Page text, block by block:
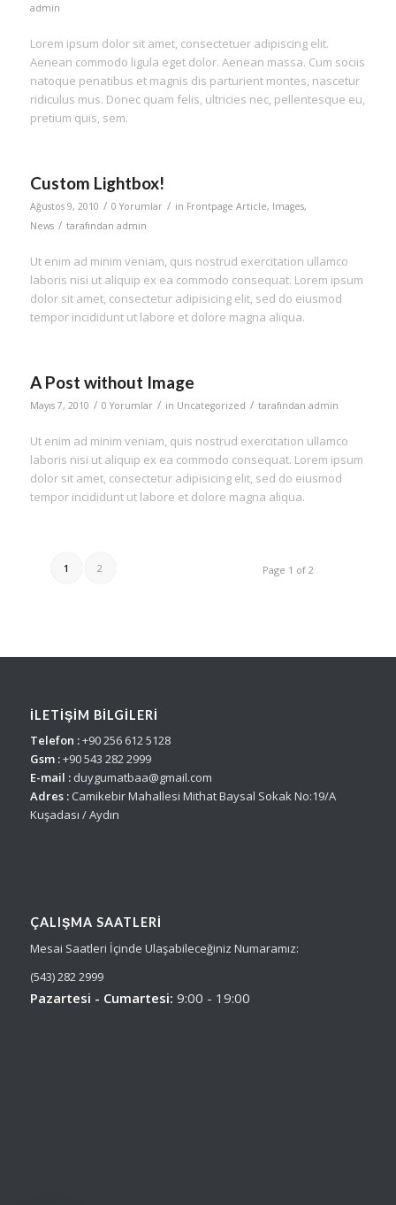
admin
Lorem ipsum dolor sit amet, consectetuer adipiscing elit.
Aenean commodo ligula eget dolor. Aenean massa. Cum sociis
natoque penatibus et magnis dis parturient montes, nascetur
ridiculus mus. Donec quam felis, ultricies nec, pellentesque eu,
pretium quis, sem.
Custom Lightbox!
Ağustos 9, 2010 / 0 Yorumlar / in Frontpage Article, Images,
News / tarafından admin
Ut enim ad minim veniam, quis nostrud exercitation ullamco
laboris nisi ut aliquip ex ea commodo consequat. Lorem ipsum
dolor sit amet, consectetur adipisicing elit, sed do eiusmod
tempor incididunt ut labore et dolore magna aliqua.
A Post without Image
Mayıs 7, 2010 / 0 Yorumlar / in Uncategorized / tarafından admin
Ut enim ad minim veniam, quis nostrud exercitation ullamco
laboris nisi ut aliquip ex ea commodo consequat. Lorem ipsum
dolor sit amet, consectetur adipisicing elit, sed do eiusmod
tempor incididunt ut labore et dolore magna aliqua.
Page 1 of 2
1 2
İLETİŞİM BİLGİLERİ
Telefon :+90 256 612 5128
Gsm :+90 543 282 2999
E-mail :duygumatbaa@gmail.com
Adres :Camikebir Mahallesi Mithat Baysal Sokak No:19/A
Kuşadası / Aydın
ÇALIŞMA SAATLERI
Mesai Saatleri İçinde Ulaşabileceğiniz Numaramız:
(543) 282 2999
Pazartesi - Cumartesi: 9:00 - 19:00